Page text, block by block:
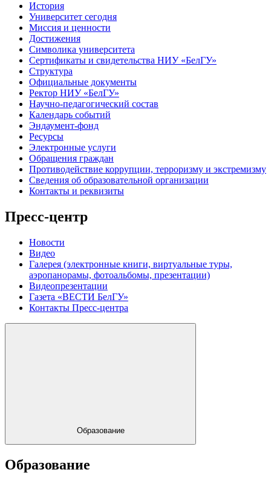
История
Университет сегодня
Миссия и ценности
Достижения
Символика университета
Сертификаты и свидетельства НИУ «БелГУ»
Структура
Официальные документы
Ректор НИУ «БелГУ»
Научно-педагогический состав
Календарь событий
Эндаумент-фонд
Ресурсы
Электронные услуги
Обращения граждан
Противодействие коррупции, терроризму и экстремизму
Сведения об образовательной организации
Контакты и реквизиты
Пресс-центр
Новости
Видео
Галерея (электронные книги, виртуальные туры,
аэропанорамы, фотоальбомы, презентации)
Видеопрезентации
Газета «ВЕСТИ БелГУ»
Контакты Пресс-центра
Образование
Образование